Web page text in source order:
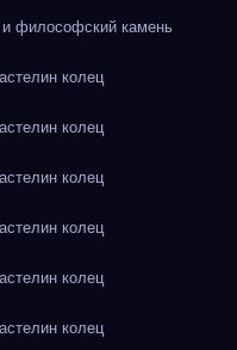
философский камень
колец
колец
колец
колец
колец
колец